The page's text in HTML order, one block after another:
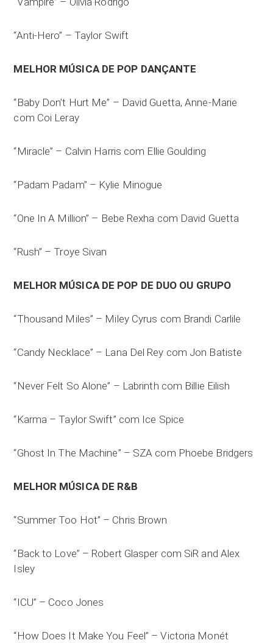
“Anti-Hero” – Taylor Swift
MELHOR MÚSICA DE POP DANÇANTE
“Baby Don’t Hurt Me” – David Guetta, Anne-Marie
com Coi Leray
“Miracle” – Calvin Harris com Ellie Goulding
“Padam Padam” – Kylie Minogue
“One In A Million” – Bebe Rexha com David Guetta
“Rush” – Troye Sivan
MELHOR MÚSICA DE POP DE DUO OU GRUPO
“Thousand Miles” – Miley Cyrus com Brandi Carlile
“Candy Necklace” – Lana Del Rey com Jon Batiste
“Never Felt So Alone” – Labrinth com Billie Eilish
“Karma – Taylor Swift” com Ice Spice
“Ghost In The Machine” – SZA com Phoebe Bridgers
MELHOR MÚSICA DE R&B
“Summer Too Hot” – Chris Brown
“Back to Love” – Robert Glasper com SiR and Alex
Isley
“ICU” – Coco Jones
“How Does It Make You Feel” – Victoria Monét